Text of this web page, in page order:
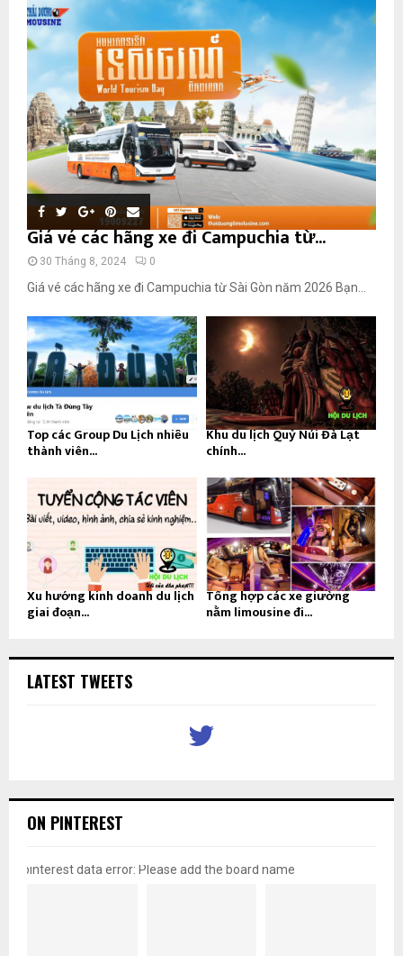
Giá vé các hãng xe đi Campuchia từ...
30 Tháng 8, 2024 0
Giá vé các hãng xe đi Campuchia từ Sài Gòn năm 2026 Bạn...
Top các Group Du Lịch nhiều
thành viên...
Khu du lịch Quỷ Núi Đà Lạt
chính...
Xu hướng kinh doanh du lịch
giai đoạn...
Tổng hợp các xe giường
nằm limousine đi...
LATEST TWEETS
ON PINTEREST
pinterest data error: Please add the board name